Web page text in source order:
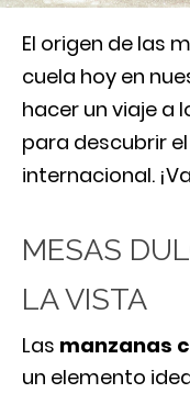
El origen de las
cuela hoy en
hacer un viaje a
para descubrir
internacional.
MESAS
LA VISTA
Las manzanas
un elemento